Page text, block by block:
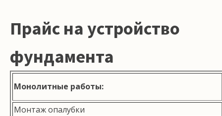
Прайс на устройство
фундамента
Монолитные работы:
Монтаж опалубки